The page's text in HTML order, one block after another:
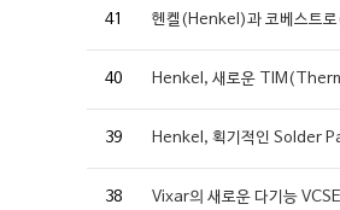
41 헨켈(Henkel)과 코베스트
40 Henkel, 새로운
39 Henkel, 획기적인 Solder
38 Vixar의 새로운 다기능